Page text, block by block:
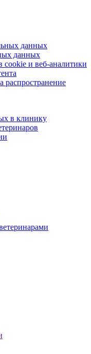
данных
данных
cookie и веб-аналитики
распространение
в клинику